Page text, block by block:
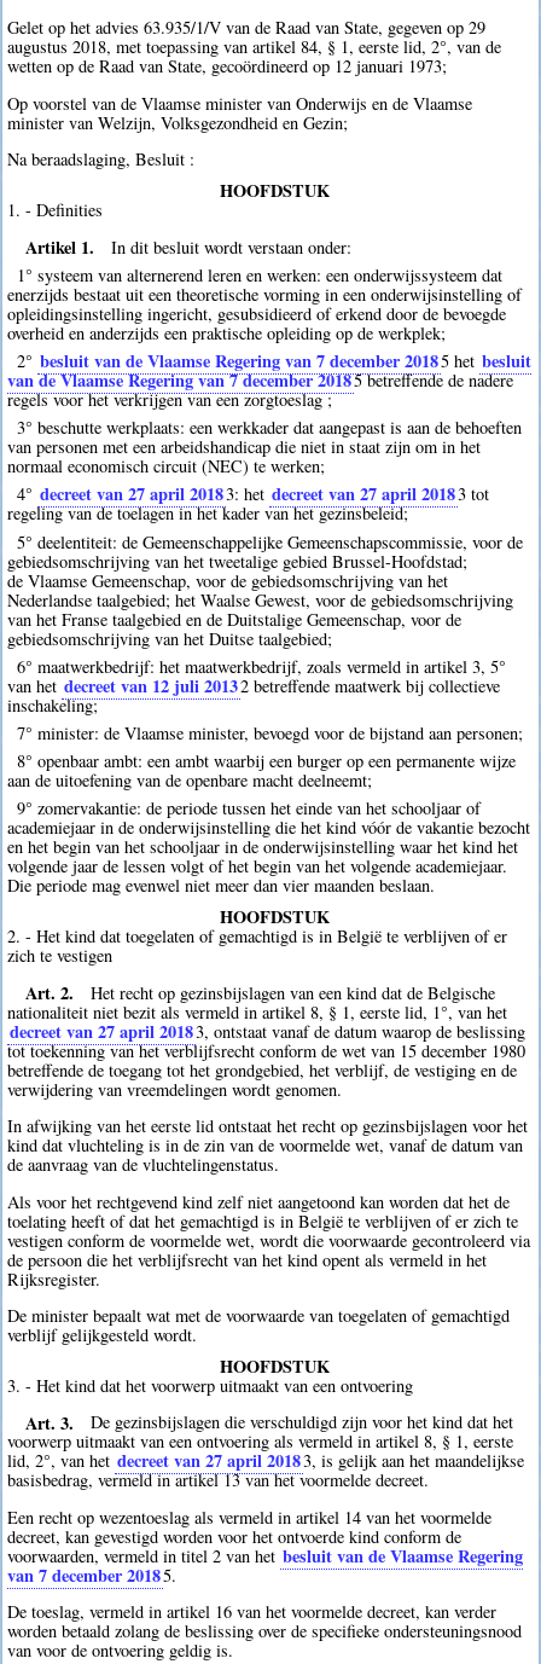
Gelet op het advies 63.935/1/V van de Raad van State, gegeven op 29
augustus 2018, met toepassing van artikel 84, § 1, eerste lid, 2°, van de
wetten op de Raad van State, gecoördineerd op 12 januari 1973;
Op voorstel van de Vlaamse minister van Onderwijs en de Vlaamse
minister van Welzijn, Volksgezondheid en Gezin;
Na beraadslaging, Besluit :
HOOFDSTUK
1. - Definities
Artikel 1.
In dit besluit wordt verstaan onder:
1° systeem van alternerend leren en werken: een onderwijssysteem dat
enerzijds bestaat uit een theoretische vorming in een onderwijsinstelling of
opleidingsinstelling ingericht, gesubsidieerd of erkend door de bevoegde
overheid en anderzijds een praktische opleiding op de werkplek;
2° besluit van de Vlaamse Regering van 7 december 20185het besluit
van de Vlaamse Regering van 7 december 20185betreffende de nadere
regels voor het verkrijgen van een zorgtoeslag ;
3° beschutte werkplaats: een werkkader dat aangepast is aan de behoeften
van personen met een arbeidshandicap die niet in staat zijn om in het
normaal economisch circuit (NEC) te werken;
4° decreet van 27 april 20183: het decreet van 27 april 20183tot
regeling van de toelagen in het kader van het gezinsbeleid;
5° deelentiteit: de Gemeenschappelijke Gemeenschapscommissie, voor de
gebiedsomschrijving van het tweetalige gebied Brussel-Hoofdstad;
de Vlaamse Gemeenschap, voor de gebiedsomschrijving van het
Nederlandse taalgebied; het Waalse Gewest, voor de gebiedsomschrijving
van het Franse taalgebied en de Duitstalige Gemeenschap, voor de
gebiedsomschrijving van het Duitse taalgebied;
6° maatwerkbedrijf: het maatwerkbedrijf, zoals vermeld in artikel 3, 5°
van het decreet van 12 juli 20132 betreffende maatwerk bij collectieve
inschakeling;
7° minister: de Vlaamse minister, bevoegd voor de bijstand aan personen;
8° openbaar ambt: een ambt waarbij een burger op een permanente wijze
aan de uitoefening van de openbare macht deelneemt;
9° zomervakantie: de periode tussen het einde van het schooljaar of
academiejaar in de onderwijsinstelling die het kind vóór de vakantie bezocht
en het begin van het schooljaar in de onderwijsinstelling waar het kind het
volgende jaar de lessen volgt of het begin van het volgende academiejaar.
Die periode mag evenwel niet meer dan vier maanden beslaan.
HOOFDSTUK
2. - Het kind dat toegelaten of gemachtigd is in België te verblijven of er
zich te vestigen
Art. 2.
Het recht op gezinsbijslagen van een kind dat de Belgische
nationaliteit niet bezit als vermeld in artikel 8, § 1, eerste lid, 1°, van het
decreet van 27 april 20183, ontstaat vanaf de datum waarop de beslissing
tot toekenning van het verblijfsrecht conform de wet van 15 december 1980
betreffende de toegang tot het grondgebied, het verblijf, de vestiging en de
verwijdering van vreemdelingen wordt genomen.
In afwijking van het eerste lid ontstaat het recht op gezinsbijslagen voor het
kind dat vluchteling is in de zin van de voormelde wet, vanaf de datum van
de aanvraag van de vluchtelingenstatus.
Als voor het rechtgevend kind zelf niet aangetoond kan worden dat het de
toelating heeft of dat het gemachtigd is in België te verblijven of er zich te
vestigen conform de voormelde wet, wordt die voorwaarde gecontroleerd via
de persoon die het verblijfsrecht van het kind opent als vermeld in het
Rijksregister.
De minister bepaalt wat met de voorwaarde van toegelaten of gemachtigd
verblijf gelijkgesteld wordt.
HOOFDSTUK
3. - Het kind dat het voorwerp uitmaakt van een ontvoering
Art. 3.
De gezinsbijslagen die verschuldigd zijn voor het kind dat het
voorwerp uitmaakt van een ontvoering als vermeld in artikel 8, § 1, eerste
lid, 2°, van het decreet van 27 april 20183, is gelijk aan het maandelijkse
basisbedrag, vermeld in artikel 13 van het voormelde decreet.
Een recht op wezentoeslag als vermeld in artikel 14 van het voormelde
decreet, kan gevestigd worden voor het ontvoerde kind conform de
voorwaarden, vermeld in titel 2 van het besluit van de Vlaamse Regering
van 7 december 20185.
De toeslag, vermeld in artikel 16 van het voormelde decreet, kan verder
worden betaald zolang de beslissing over de specifieke ondersteuningsnood
van voor de ontvoering geldig is.